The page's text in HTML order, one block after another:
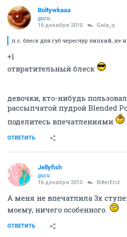
Boltywkaaa
guru
16 декабря 2010 Gala_q
п.с. блеск для губ чересчур липкий, не
+1
отвратительный блеск
девочки, кто-нибудь
рассыпчатой пудрой Blended
поделитесь впечатлениями
ОТВЕТИТЬ
Jellyfish
guru
16 декабря 2010 BitterEnd
А меня не впечатлила 3х
моему, ничего особенного.
ОТВЕТИТЬ